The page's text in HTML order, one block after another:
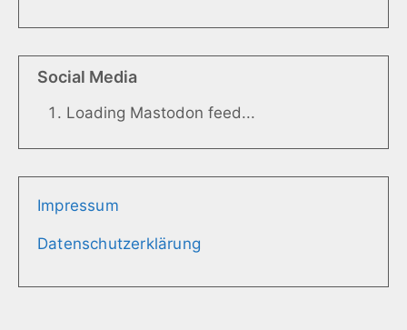
Social Media
Loading Mastodon feed...
Impressum
Datenschutzerklärung